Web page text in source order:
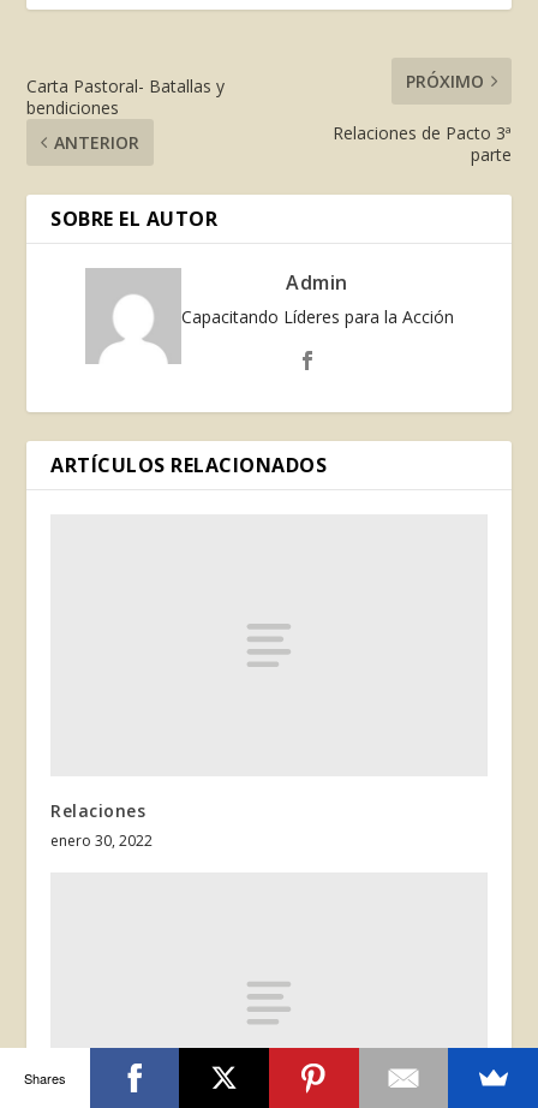
Carta Pastoral- Batallas y
bendiciones
ANTERIOR
PRÓXIMO
Relaciones de Pacto 3ª
parte
SOBRE EL AUTOR
Admin
Capacitando Líderes para la Acción
ARTÍCULOS RELACIONADOS
Relaciones
enero 30, 2022
Shares